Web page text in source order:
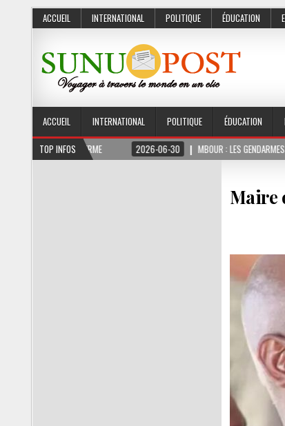
ACCUEIL INTERNATIONAL POLITIQUE ÉDUCATION
ACCUEIL INTERNATIONAL POLITIQUE ÉDUCATION
TOP INFOS
FERME 2026-06-30 MBOUR : LES GENDARMES ONT SAISI 10
Maire